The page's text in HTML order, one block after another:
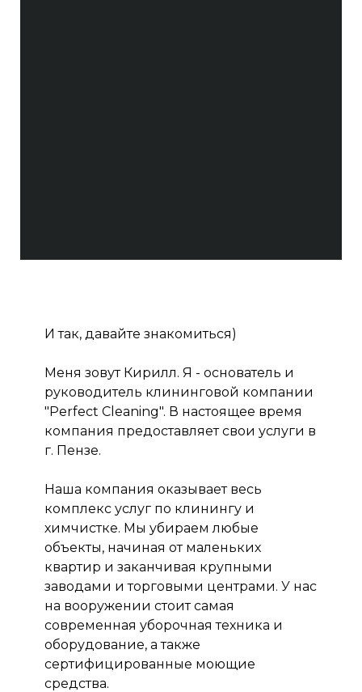
И так, давайте знакомиться)
Меня зовут Кирилл. Я - основатель и
руководитель клининговой компании
"Perfect Cleaning". В настоящее время
компания предоставляет свои услуги в
г. Пензе.
Наша компания оказывает весь
комплекс услуг по клинингу и
химчистке. Мы убираем любые
объекты, начиная от маленьких
квартир и заканчивая крупными
заводами и торговыми центрами. У нас
на вооружении стоит самая
современная уборочная техника и
оборудование, а также
сертифицированные моющие
средства.